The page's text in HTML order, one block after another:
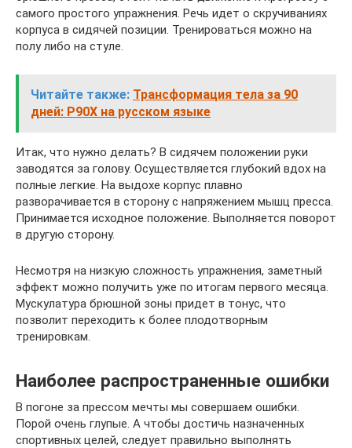
самого простого упражнения. Речь идет о скручиваниях
корпуса в сидячей позиции. Тренироваться можно на
полу либо на стуле.
Читайте также: Трансформация тела за 90
дней: P90X на русском языке
Итак, что нужно делать? В сидячем положении руки
заводятся за голову. Осуществляется глубокий вдох на
полные легкие. На выдохе корпус плавно
разворачивается в сторону с напряжением мышц пресса.
Принимается исходное положение. Выполняется поворот
в другую сторону.
Несмотря на низкую сложность упражнения, заметный
эффект можно получить уже по итогам первого месяца.
Мускулатура брюшной зоны придет в тонус, что
позволит переходить к более плодотворным
тренировкам.
Наиболее распространенные ошибки
В погоне за прессом мечты мы совершаем ошибки.
Порой очень глупые. А чтобы достичь назначенных
спортивных целей, следует правильно выполнять